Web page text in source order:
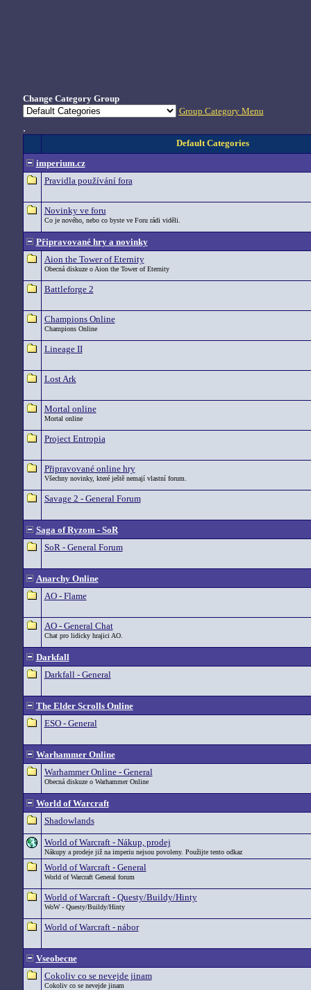
Change Category Group
Group Category Menu
.
Default Categories
imperium.cz
Pravidla používání fora
Novinky ve foru
Co je nového, nebo co byste ve Foru rádi viděli.
Připravované hry a novinky
Aion the Tower of Eternity
Obecná diskuze o Aion the Tower of Eternity
Battleforge 2
Champions Online
Champions Online
Lineage II
Lost Ark
Mortal online
Mortal online
Project Entropia
Připravované online hry
Všechny novinky, které ještě nemají vlastní forum.
Savage 2 - General Forum
Saga of Ryzom - SoR
SoR - General Forum
Anarchy Online
AO - Flame
AO - General Chat
Chat pro lidicky hrajici AO.
Darkfall
Darkfall - General
The Elder Scrolls Online
ESO - General
Warhammer Online
Warhammer Online - General
Obecná diskuze o Warhammer Online
World of Warcraft
Shadowlands
World of Warcraft - Nákup, prodej
Nákupy a prodeje již na imperiu nejsou povoleny. Použijte tento odkaz
World of Warcraft - General
World of Warcraft General forum
World of Warcraft - Questy/Buildy/Hinty
WoW - Questy/Buildy/Hinty
World of Warcraft - nábor
Vseobecne
Cokoliv co se nevejde jinam
Cokoliv co se nevejde jinam